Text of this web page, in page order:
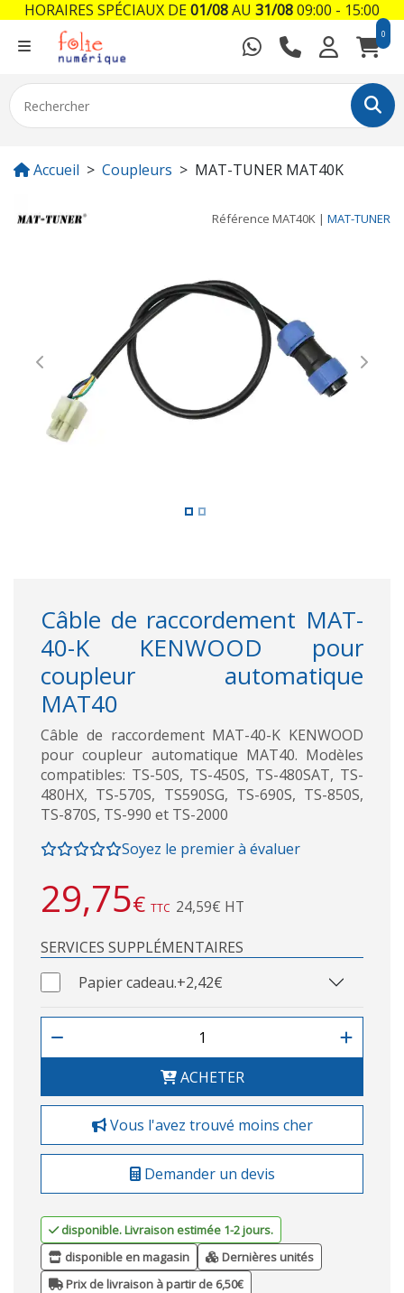
0
Accueil Coupleurs MAT-TUNER MAT40K
Référence MAT40K | MAT-TUNER
Previous Next
Câble de raccordement MAT-
40-K KENWOOD pour
coupleur automatique
MAT40
Câble de raccordement MAT-40-K KENWOOD
pour coupleur automatique MAT40. Modèles
compatibles: TS-50S, TS-450S, TS-480SAT, TS-
480HX, TS-570S, TS590SG, TS-690S, TS-850S,
TS-870S, TS-990 et TS-2000
Soyez le premier à évaluer
29,75€ TTC 24,59€ HT
SERVICES SUPPLÉMENTAIRES
Papier cadeau.+2,42€
ACHETER
Vous l'avez trouvé moins cher
Demander un devis
disponible. Livraison estimée 1-2 jours.
disponible en magasin
Dernières unités
Prix de livraison à partir de 6,50€
HORAIRES SPÉCIAUX DE01/08AU 31/0809:00 - 15:00